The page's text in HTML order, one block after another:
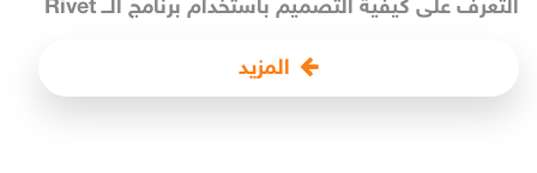
التعرف على كيفية التصميم باستخدام برنامج الــ Rivet
المزيد